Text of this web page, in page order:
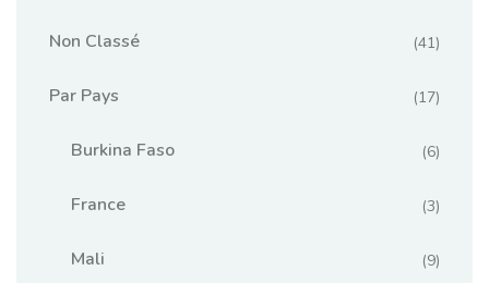
Non Classé (41)
Par Pays (17)
Burkina Faso (6)
France (3)
Mali (9)